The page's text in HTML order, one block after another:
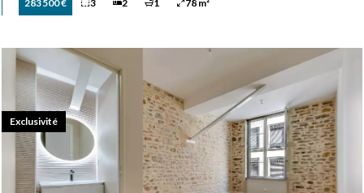
283 500 € 3 2 1 78 m²
Exclusivité